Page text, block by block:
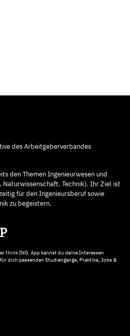
des Arbeitgeberverbandes
den Themen Ingenieurwesen und
Technik). Ihr Ziel ist
für den Ingenieursberuf sowie
zu begeistern.
think ING. App kannst du deine Interessen
dich passenden Studiengänge, Praktika, Jobs &